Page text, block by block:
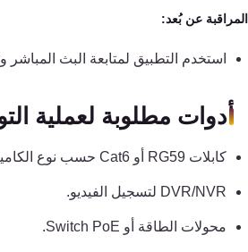
عن بُعد:
استخدم التطبيق لمتابعة البث المباشر
أدوات مطلوبة لعملية
كابلات RG59 أو Cat6 حسب نوع الكاميرا.
DVR/NVR لتسجيل الفيديو.
محولات الطاقة أو Switch PoE.